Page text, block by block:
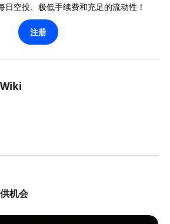
日空投、极低手续费和充足的流动性！
注册
机会